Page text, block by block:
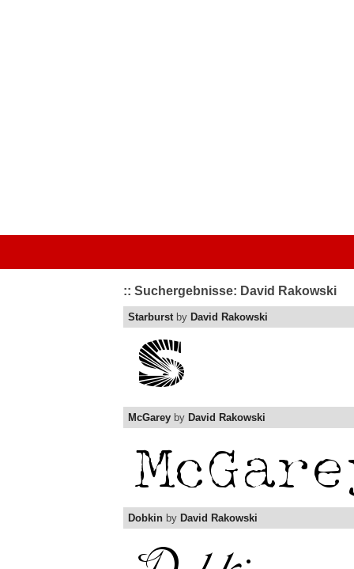
:: Suchergebnisse: David Rakowski
Starburstby David Rakowski
McGarey by David Rakowski
Dobkin by David Rakowski